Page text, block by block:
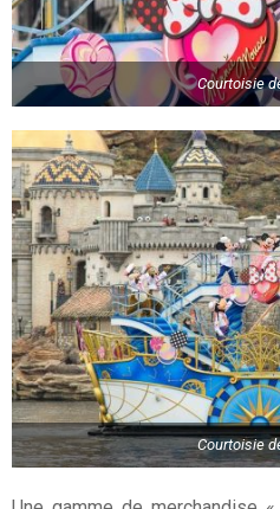
Courtoisie
Courtoisie